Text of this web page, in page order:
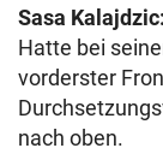
Sasa
Hatte bei
vorderster
nach oben.